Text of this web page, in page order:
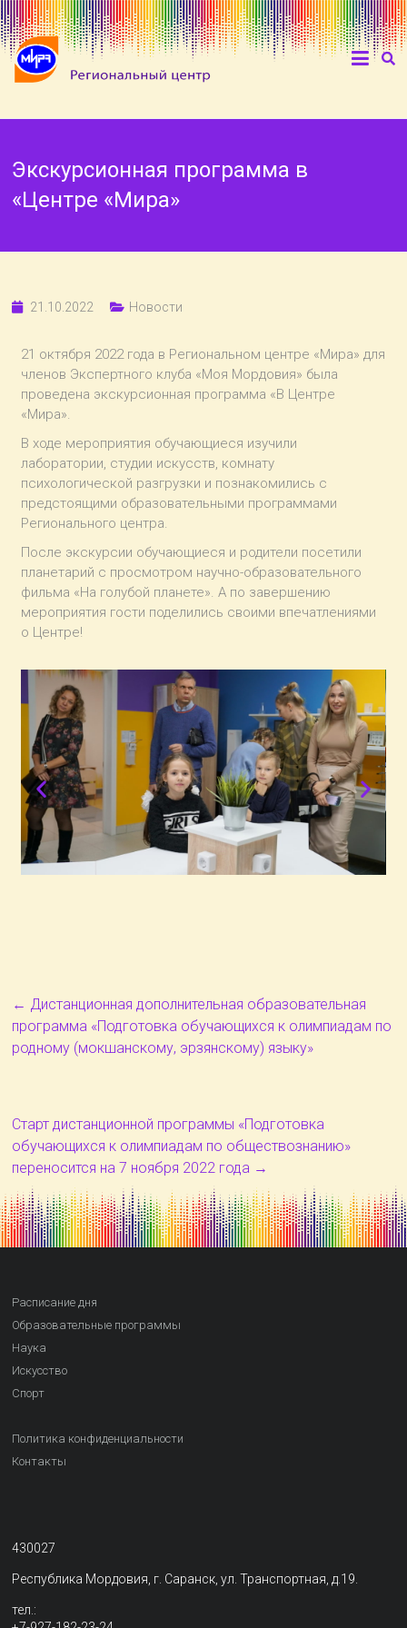
Экскурсионная программа в
«Центре «Мира»
21.10.2022 Новости
21 октября 2022 года в Региональном центре «Мира» для
членов Экспертного клуба «Моя Мордовия» была
проведена экскурсионная программа «В Центре
«Мира».
В ходе мероприятия обучающиеся изучили
лаборатории, студии искусств, комнату
психологической разгрузки и познакомились с
предстоящими образовательными программами
Регионального центра.
После экскурсии обучающиеся и родители посетили
планетарий с просмотром научно-образовательного
фильма «На голубой планете». А по завершению
мероприятия гости поделились своими впечатлениями
о Центре!
← Дистанционная дополнительная образовательная
программа «Подготовка обучающихся к олимпиадам по
родному (мокшанскому, эрзянскому) языку»
Старт дистанционной программы «Подготовка
обучающихся к олимпиадам по обществознанию»
переносится на 7 ноября 2022 года →
Расписание дня
Образовательные программы
Наука
Искусство
Спорт
Политика конфиденциальности
Контакты
430027
Республика Мордовия, г. Саранск, ул. Транспортная, д.19.
тел.: